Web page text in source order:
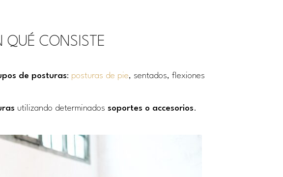
QUÉ CONSISTE
de posturas: posturas de pie, sentados, flexiones
utilizando determinados soportes o accesorios.